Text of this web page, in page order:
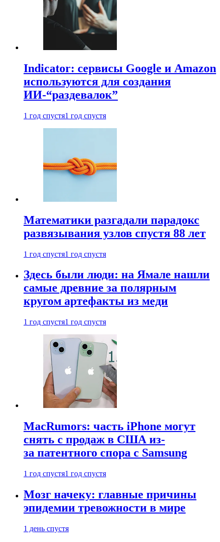
Indicator: сервисы Google и Amazon
используются для создания
ИИ-“раздевалок”
1 год спустя1 год спустя
Математики разгадали парадокс
развязывания узлов спустя 88 лет
1 год спустя1 год спустя
Здесь были люди: на Ямале нашли
самые древние за полярным
кругом артефакты из меди
1 год спустя1 год спустя
MacRumors: часть iPhone могут
снять с продаж в США из-
за патентного спора с Samsung
1 год спустя1 год спустя
Мозг начеку: главные причины
эпидемии тревожности в мире
1 день спустя